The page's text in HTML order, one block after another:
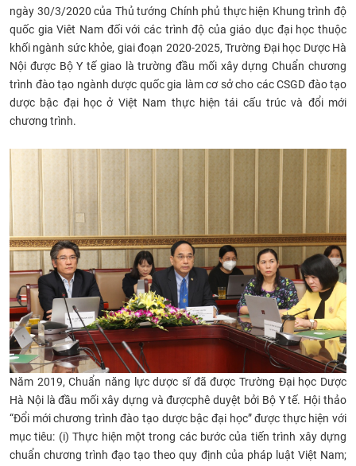
ngày 30/3/2020 của Thủ tướng Chính phủ thực hiện Khung trình độ
quốc gia Viêt Nam đối với các trình độ của giáo dục đại học thuộc
khối ngành sức khỏe, giai đoạn 2020-2025, Trường Đại học Dược Hà
Nội được Bộ Y tế giao là trường đầu mối xây dựng Chuẩn chương
trình đào tạo ngành dược quốc gia làm cơ sở cho các CSGD đào tạo
dược bậc đại học ở Việt Nam thực hiện tái cấu trúc và đổi mới
chương trình.
Năm 2019, Chuẩn năng lực dược sĩ đã được Trường Đại học Dược
Hà Nội là đầu mối xây dựng và đượcphê duyệt bởi Bộ Y tế. Hội thảo
“Đổi mới chương trình đào tạo dược bậc đại học” được thực hiện với
mục tiêu: (i) Thực hiện một trong các bước của tiến trình xây dựng
chuẩn chương trình đạo tạo theo quy định của pháp luật Việt Nam;